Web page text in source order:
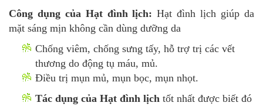
Công dụng của Hạt đình lịch: Hạt đình lịch giúp da
mặt sáng mịn không cần dùng dưỡng da
Chống viêm, chống sưng tấy, hỗ trợ trị các vết
thương do động tụ máu, mủ.
Điều trị mụn mủ, mụn bọc, mụn nhọt.
Tác dụng của Hạt đình lịch tốt nhất được biết đó